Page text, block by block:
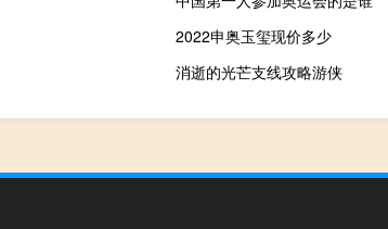
2022申奥玉玺现价多少
消逝的光芒支线攻略游侠